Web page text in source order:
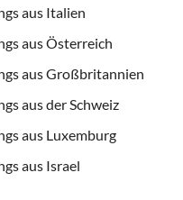
aus Italien
aus Österreich
aus Großbritannien
aus der Schweiz
aus Luxemburg
aus Israel